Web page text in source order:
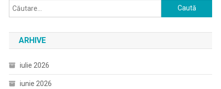
Caută
după:
ARHIVE
iulie 2026
iunie 2026